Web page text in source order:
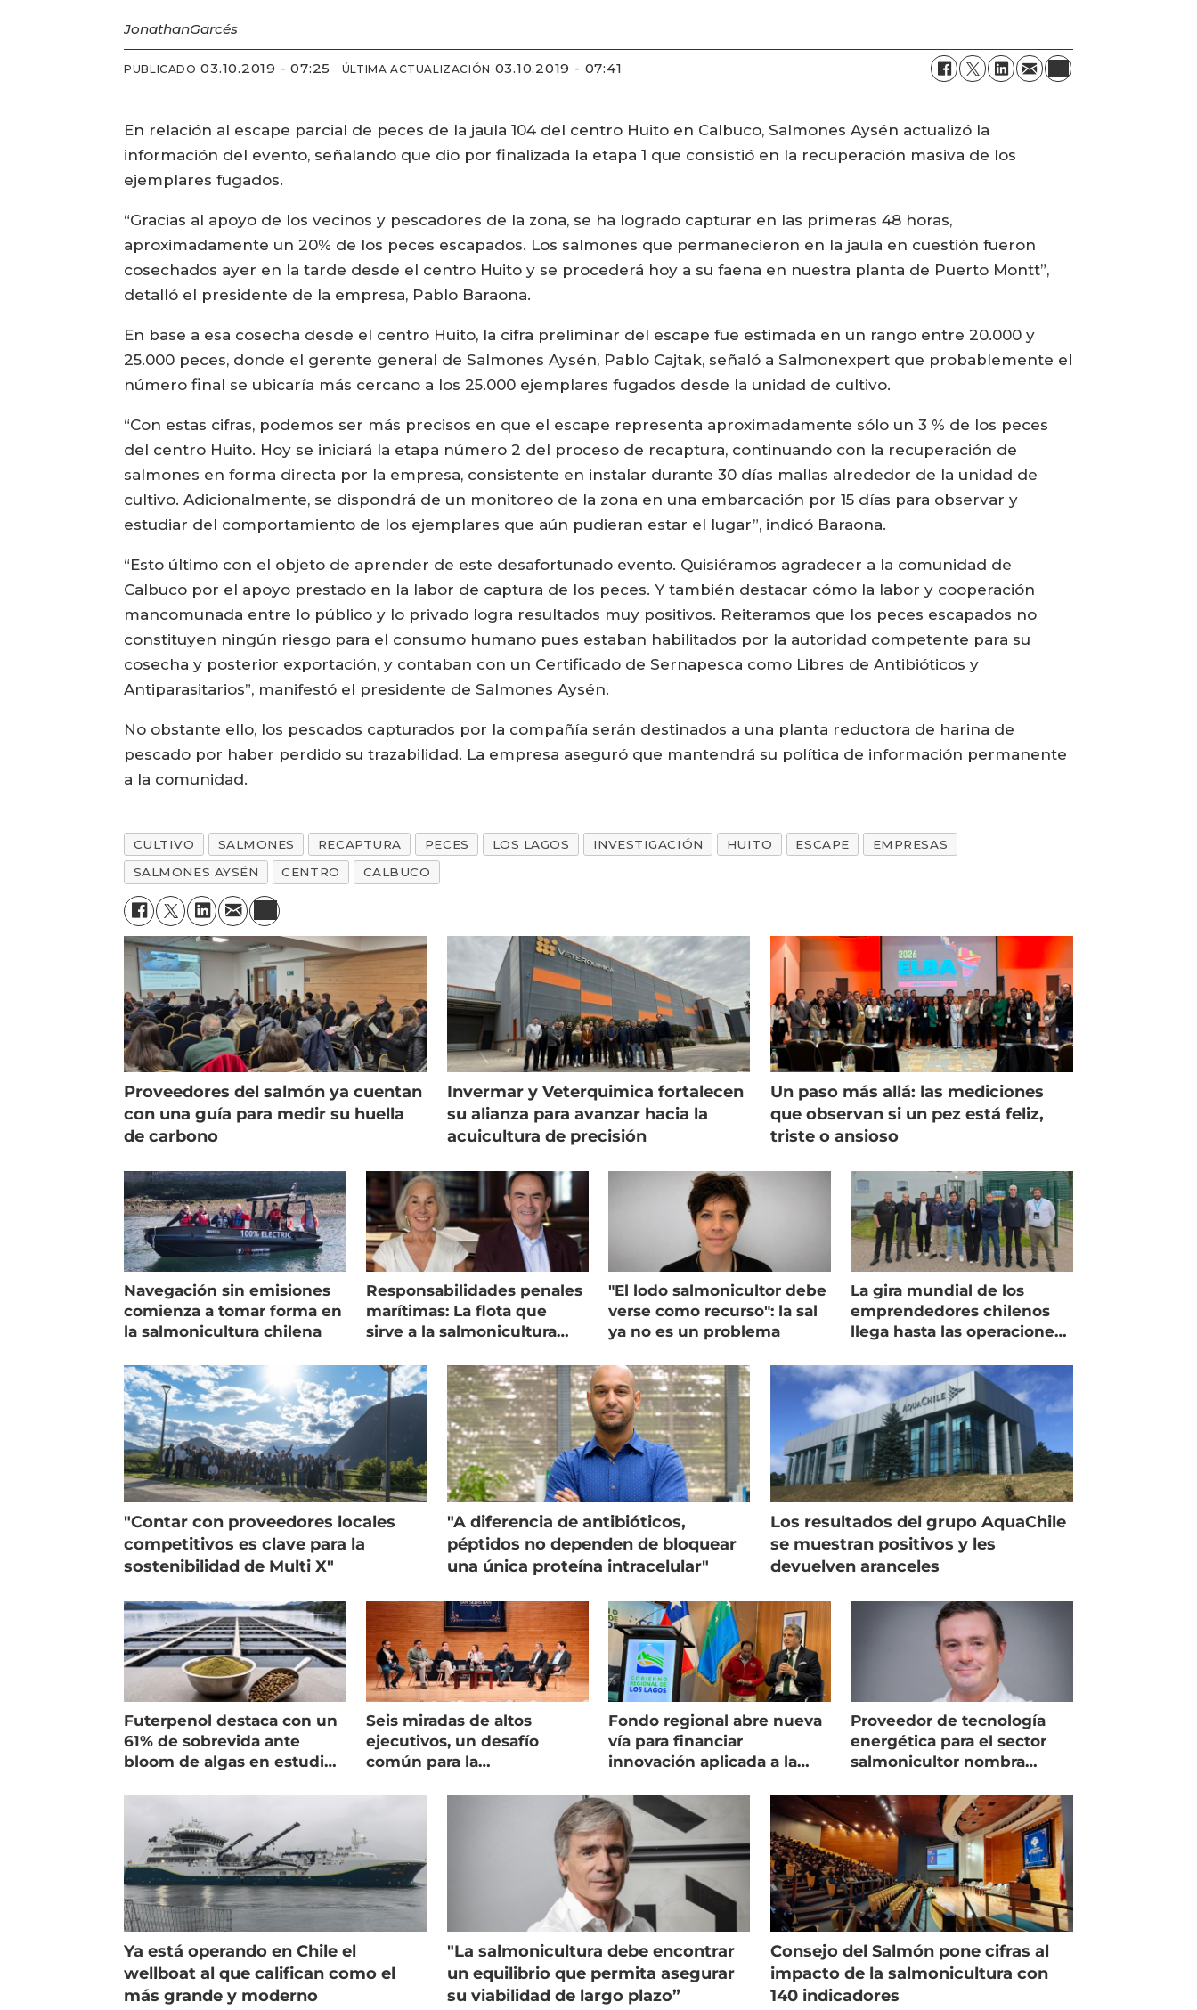
JonathanGarcés
PUBLICADO 03.10.2019 - 07:25 ÚLTIMA ACTUALIZACIÓN 03.10.2019 - 07:41
En relación al escape parcial de peces de la jaula 104 del centro Huito en Calbuco, Salmones Aysén actualizó la
información del evento, señalando que dio por finalizada la etapa 1 que consistió en la recuperación masiva de los
ejemplares fugados.
“Gracias al apoyo de los vecinos y pescadores de la zona, se ha logrado capturar en las primeras 48 horas,
aproximadamente un 20% de los peces escapados. Los salmones que permanecieron en la jaula en cuestión fueron
cosechados ayer en la tarde desde el centro Huito y se procederá hoy a su faena en nuestra planta de Puerto Montt”,
detalló el presidente de la empresa, Pablo Baraona.
En base a esa cosecha desde el centro Huito, la cifra preliminar del escape fue estimada en un rango entre 20.000 y
25.000 peces, donde el gerente general de Salmones Aysén, Pablo Cajtak, señaló a Salmonexpert que probablemente el
número final se ubicaría más cercano a los 25.000 ejemplares fugados desde la unidad de cultivo.
“Con estas cifras, podemos ser más precisos en que el escape representa aproximadamente sólo un 3 % de los peces
del centro Huito. Hoy se iniciará la etapa número 2 del proceso de recaptura, continuando con la recuperación de
salmones en forma directa por la empresa, consistente en instalar durante 30 días mallas alrededor de la unidad de
cultivo. Adicionalmente, se dispondrá de un monitoreo de la zona en una embarcación por 15 días para observar y
estudiar del comportamiento de los ejemplares que aún pudieran estar el lugar”, indicó Baraona.
“Esto último con el objeto de aprender de este desafortunado evento. Quisiéramos agradecer a la comunidad de
Calbuco por el apoyo prestado en la labor de captura de los peces. Y también destacar cómo la labor y cooperación
mancomunada entre lo público y lo privado logra resultados muy positivos. Reiteramos que los peces escapados no
constituyen ningún riesgo para el consumo humano pues estaban habilitados por la autoridad competente para su
cosecha y posterior exportación, y contaban con un Certificado de Sernapesca como Libres de Antibióticos y
Antiparasitarios”, manifestó el presidente de Salmones Aysén.
No obstante ello, los pescados capturados por la compañía serán destinados a una planta reductora de harina de
pescado por haber perdido su trazabilidad. La empresa aseguró que mantendrá su política de información permanente
a la comunidad.
CULTIVO SALMONES RECAPTURA PECES LOS LAGOS INVESTIGACIÓN HUITO ESCAPE
EMPRESAS
SALMONES AYSÉN
CENTRO CALBUCO
Proveedores del salmón ya cuentan
con una guía para medir su huella
de carbono
Invermar y Veterquimica fortalecen
su alianza para avanzar hacia la
acuicultura de precisión
Un paso más allá: las mediciones
que observan si un pez está feliz,
triste o ansioso
Navegación sin emisiones
comienza a tomar forma en
la salmonicultura chilena
Responsabilidades penales
marítimas: La flota que
sirve a la salmonicultura
"El lodo salmonicultor debe
verse como recurso": la sal
ya no es un problema
La gira mundial de los
emprendedores chilenos
llega hasta las operaciones
"Contar con proveedores locales
competitivos es clave para la
sostenibilidad de Multi X"
"A diferencia de antibióticos,
péptidos no dependen de bloquear
una única proteína intracelular"
Los resultados del grupo AquaChile
se muestran positivos y les
devuelven aranceles
Futerpenol destaca con un
61% de sobrevida ante
bloom de algas en estudio
Seis miradas de altos
ejecutivos, un desafío
común para la
Fondo regional abre nueva
vía para financiar
innovación aplicada a la
Proveedor de tecnología
energética para el sector
salmonicultor nombra
Ya está operando en Chile el
wellboat al que califican como el
más grande y moderno
"La salmonicultura debe encontrar
un equilibrio que permita asegurar
su viabilidad de largo plazo”
Consejo del Salmón pone cifras al
impacto de la salmonicultura con
140 indicadores